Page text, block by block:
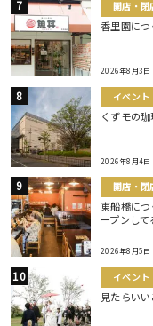
開店・閉
香里園に
2026年8月3日
イベント
くずモの
2026年8月4日
開店・閉
東船橋に
ープンして
2026年8月5日
イベント
見たらい